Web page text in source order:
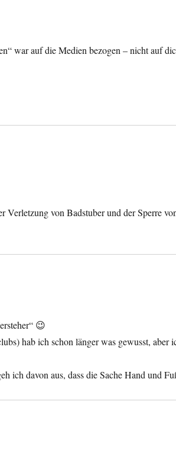
war auf die Medien bezogen – nicht auf
von Badstuber und der Sperre
😉
hab ich schon länger was gewusst, aber
ich davon aus, dass die Sache Hand und